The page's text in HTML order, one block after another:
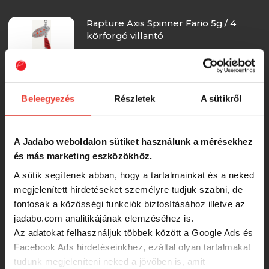
Beleegyezés Részletek A sütikről
A Jadabo weboldalon sütiket használunk a mérésekhez
és más marketing eszközökhöz.
A sütik segítenek abban, hogy a tartalmainkat és a neked
megjelenített hirdetéseket személyre tudjuk szabni, de
fontosak a közösségi funkciók biztosításához illetve az
jadabo.com analitikájának elemzéséhez is.
Az adatokat felhasználjuk többek között a Google Ads és
Facebook Ads hirdetéseinkhez, ezáltal olyan tartalmakat
tudunk megjeleníteni neked a jövőben is, amit
Rapture Axis Spinner Fario 5g / 4
körforgó villantó
körforgó villantó
1 925 Ft
Rapture Axis Spinner Fario 5g / 8
körforgó villantó
1 925 Ft